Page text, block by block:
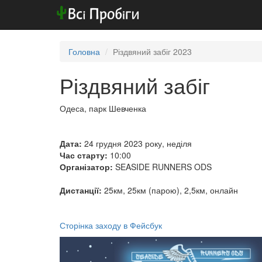
Головна Різдвяний забіг 2023
Різдвяний забіг
Одеса, парк Шевченка
Дата: 24 грудня 2023 року, неділя
Час старту: 10:00
Організатор: SEASIDE RUNNERS ODS
Дистанції: 25км, 25км (парою), 2,5км, онлайн
Сторінка заходу в Фейсбук